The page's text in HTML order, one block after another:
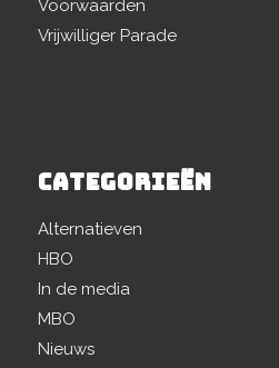
Voorwaarden
Vrijwilliger Parade
CATEGORIEËN
Alternatieven
HBO
In de media
MBO
Nieuws